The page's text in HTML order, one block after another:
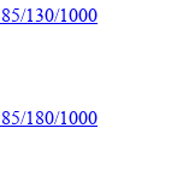
130/1000
180/1000